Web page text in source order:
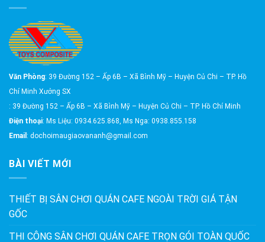
Văn Phòng: 39 Đường 152 – Ấp 6B – Xã Bình Mỹ – Huyện Củ Chi – TP. Hồ
Chí Minh Xưởng SX
: 39 Đường 152 – Ấp 6B – Xã Bình Mỹ – Huyện Củ Chi – TP. Hồ Chí Minh
Điện thoại: Ms Liệu: 0934.625.868, Ms Nga: 0938.855.158
Email : dochoimaugiaovananh@gmail.com
BÀI VIẾT MỚI
THIẾT BỊ SÂN CHƠI QUÁN CAFE NGOÀI TRỜI GIÁ TẬN
GỐC
THI CÔNG SÂN CHƠI QUÁN CAFE TRỌN GÓI TOÀN QUỐC